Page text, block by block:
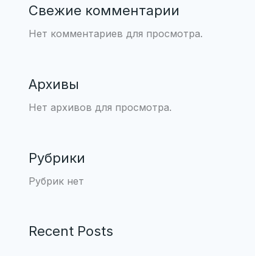
Свежие комментарии
Нет комментариев для просмотра.
Архивы
Нет архивов для просмотра.
Рубрики
Рубрик нет
Recent Posts